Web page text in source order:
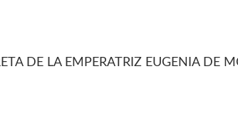
DE LA EMPERATRIZ EUGENIA